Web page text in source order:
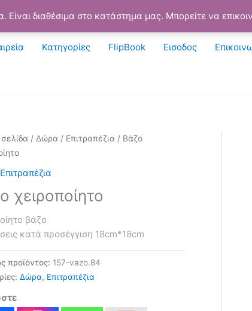
διαθέσιμα στο κατάστημα μας. Μπορείτε να
Κατηγορίες FlipBook Εισοδος
/ Δώρα / Επιτραπέζια / Βάζο
Επιτραπέζια
χειροποίητο
βάζο
κατά προσέγγιση 18cm*18cm
προϊόντος: 157-vazo.84
Δώρα, Επιτραπέζια